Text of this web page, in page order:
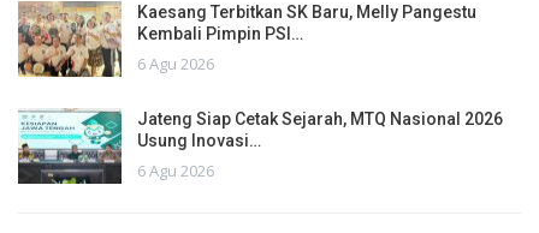
Kaesang Terbitkan SK Baru, Melly Pangestu
Kembali Pimpin PSI…
6 Agu 2026
Jateng Siap Cetak Sejarah, MTQ Nasional 2026
Usung Inovasi…
6 Agu 2026